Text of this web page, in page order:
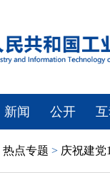
新闻 公开
热点专题 > 庆祝建党